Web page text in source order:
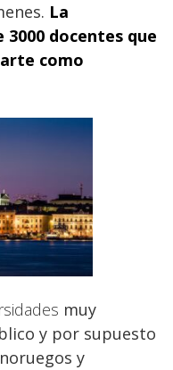
La
docentes que
como
muy
y por supuesto
y